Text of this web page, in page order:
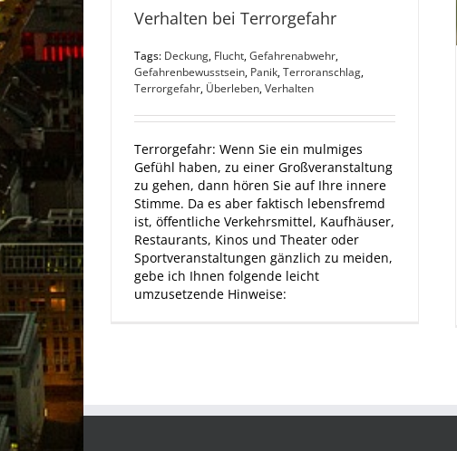
Verhalten bei Terrorgefahr
Tags: Deckung, Flucht,Gefahrenabwehr,
Gefahrenbewusstsein, Panik,Terroranschlag,
Terrorgefahr, Überleben,Verhalten
Terrorgefahr: Wenn Sie ein mulmiges
Gefühl haben, zu einer Großveranstaltung
zu gehen, dann hören Sie auf Ihre innere
Stimme. Da es aber faktisch lebensfremd
ist, öffentliche Verkehrsmittel, Kaufhäuser,
Restaurants, Kinos und Theater oder
Sportveranstaltungen gänzlich zu meiden,
gebe ich Ihnen folgende leicht
umzusetzende Hinweise: